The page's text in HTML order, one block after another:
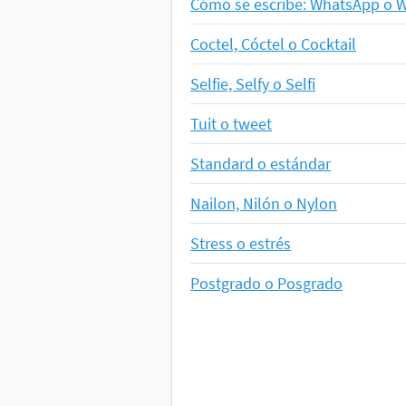
Cómo se escribe: WhatsApp o
Coctel, Cóctel o Cocktail
Selfie, Selfy o Selfi
Tuit o tweet
Standard o estándar
Nailon, Nilón o Nylon
Stress o estrés
Postgrado o Posgrado